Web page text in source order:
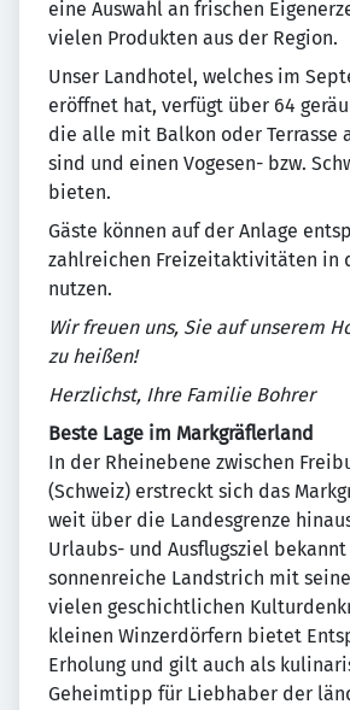
eine Auswahl an frischen
vielen Produkten aus der Region.
Unser Landhotel, welches im
eröffnet hat, verfügt über 64
die alle mit Balkon oder Terrasse
sind und einen Vogesen- bzw.
bieten.
Gäste können auf der Anlage
zahlreichen Freizeitaktivitäten in
nutzen.
Wir freuen uns, Sie auf unserem
zu heißen!
Herzlichst, Ihre Familie Bohrer
Beste Lage im Markgräflerland
In der Rheinebene zwischen
(Schweiz) erstreckt sich das
weit über die Landesgrenze
Urlaubs- und Ausflugsziel
sonnenreiche Landstrich mit
vielen geschichtlichen
kleinen Winzerdörfern bietet
Erholung und gilt auch als
Geheimtipp für Liebhaber der